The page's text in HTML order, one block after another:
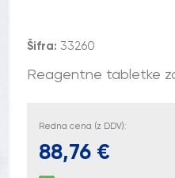
Šifra: 33260
Reagentne tabletke
Redna cena (z DDV):
88,76 €